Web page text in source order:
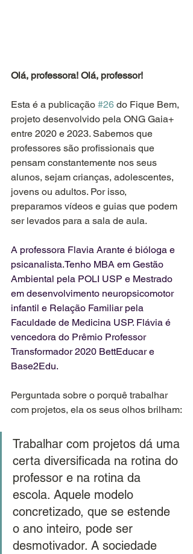
Olá, professora! Olá, professor!
Esta é a publicação #26 do Fique Bem,
projeto desenvolvido pela ONG Gaia+
entre 2020 e 2023. Sabemos que
professores são proﬁssionais que
pensam constantemente nos seus
alunos, sejam crianças, adolescentes,
jovens ou adultos. Por isso,
preparamos vídeos e guias que podem
ser levados para a sala de aula.
A professora Flavia Arante é bióloga e
psicanalista.Tenho MBA em Gestão
Ambiental pela POLI USP e Mestrado
em desenvolvimento neuropsicomotor
infantil e Relação Familiar pela
Faculdade de Medicina USP. Flávia é
vencedora do Prêmio Professor
Transformador 2020 BettEducar e
Base2Edu.
Perguntada sobre o porquê trabalhar
com projetos, ela os seus olhos brilham:
Trabalhar com projetos dá uma
certa diversificada na rotina do
professor e na rotina da
escola. Aquele modelo
concretizado, que se estende
o ano inteiro, pode ser
desmotivador. A sociedade